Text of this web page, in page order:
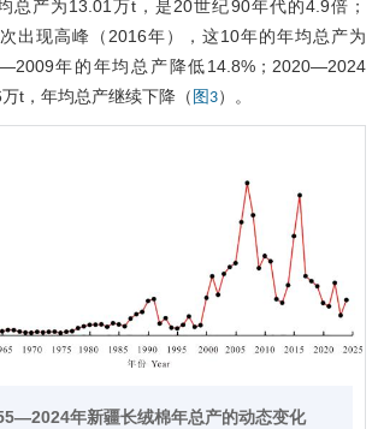
总产为13.01万t，是20世纪90年代的4.9倍；
出现高峰（2016年），这10年的年均总产为
年的年均总产降低14.8%；2020―2024
t，年均总产继续下降（ 图3）。
年新疆长绒棉年总产的动态变化